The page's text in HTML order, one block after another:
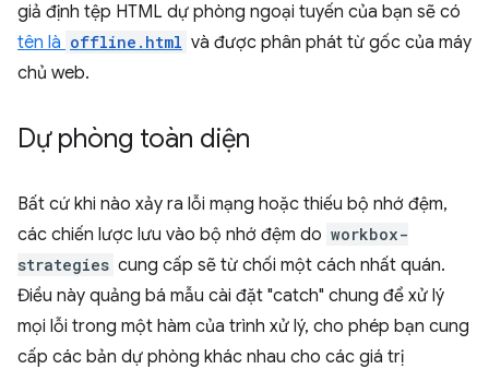
giả định tệp HTML dự phòng ngoại tuyến của bạn sẽ có
tên là offline.html và được phân phát từ gốc của máy
chủ web.
Dự phòng toàn diện
Bất cứ khi nào xảy ra lỗi mạng hoặc thiếu bộ nhớ đệm,
các chiến lược lưu vào bộ nhớ đệm do workbox-
strategies cung cấp sẽ từ chối một cách nhất quán.
Điều này quảng bá mẫu cài đặt "catch" chung để xử lý
mọi lỗi trong một hàm của trình xử lý, cho phép bạn cung
cấp các bản dự phòng khác nhau cho các giá trị